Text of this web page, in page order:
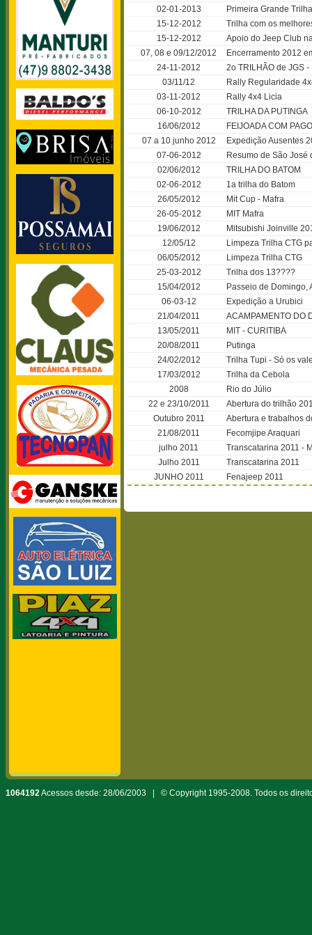
02-01-2013
Primeira Grande
15-12-2012
Trilha com os
15-12-2012
Apoio do Jeep Club
07, 08 e 09/12/2012
Encerramento 2012
24-11-2012
2o TRILHÃO de JGS
03/11/12
Rally Regularidade
03-11-2012
Rally 4x4 Licia
06-10-2012
TRILHA DA PUTINGA
16/06/2012
FEIJOADA COM
07 a 10 junho 2012
Expedição Ausentes
07-06-2012
Resumo de São José
02/06/2012
TRILHA DO BATOM
02-06-2012
1a trilha do Batom
26/05/2012
Mit Cup - Mafra
26-05-2012
MIT Mafra
19/06/2012
Mitsubishi Joinville
12/05/12
Limpeza Trilha CTG
06/05/2012
Limpeza Trilha CTG
25-03-2012
Trilha dos 13????
15/04/2012
Passeio de Domingo,
06-03-12
Expedição a Urubici
21/04/2011
ACAMPAMENTO DO
13/05/2011
MIT - CURITIBA
20/08/2011
Putinga
24/02/2012
Trilha Tupi - Só os
17/03/2012
Trilha da Cebola
2008
Rio do Júlio
22 e 23/10/2011
Abertura do trilhão
Outubro 2011
Abertura e trabalhos
21/08/2011
Fecomjipe Araquari
julho 2011
Transcatarina 2011 -
Julho 2011
Transcatarina 2011
JUNHO 2011
Fenajeep 2011
1064192Acessos desde: 28/06/2003 | © Copyright 1995-2008. Todos os